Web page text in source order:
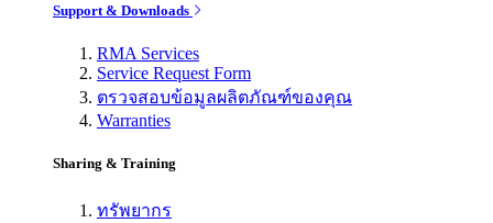
Support & Downloads
RMA Services
Service Request Form
ตรวจสอบข้อมูลผลิตภัณฑ์ของคุณ
Warranties
Sharing & Training
ทรัพยากร